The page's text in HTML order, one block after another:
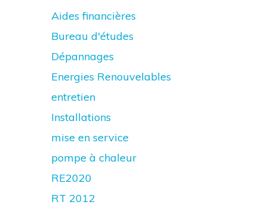
Aides financières
Bureau d'études
Dépannages
Energies Renouvelables
entretien
Installations
mise en service
pompe à chaleur
RE2020
RT 2012